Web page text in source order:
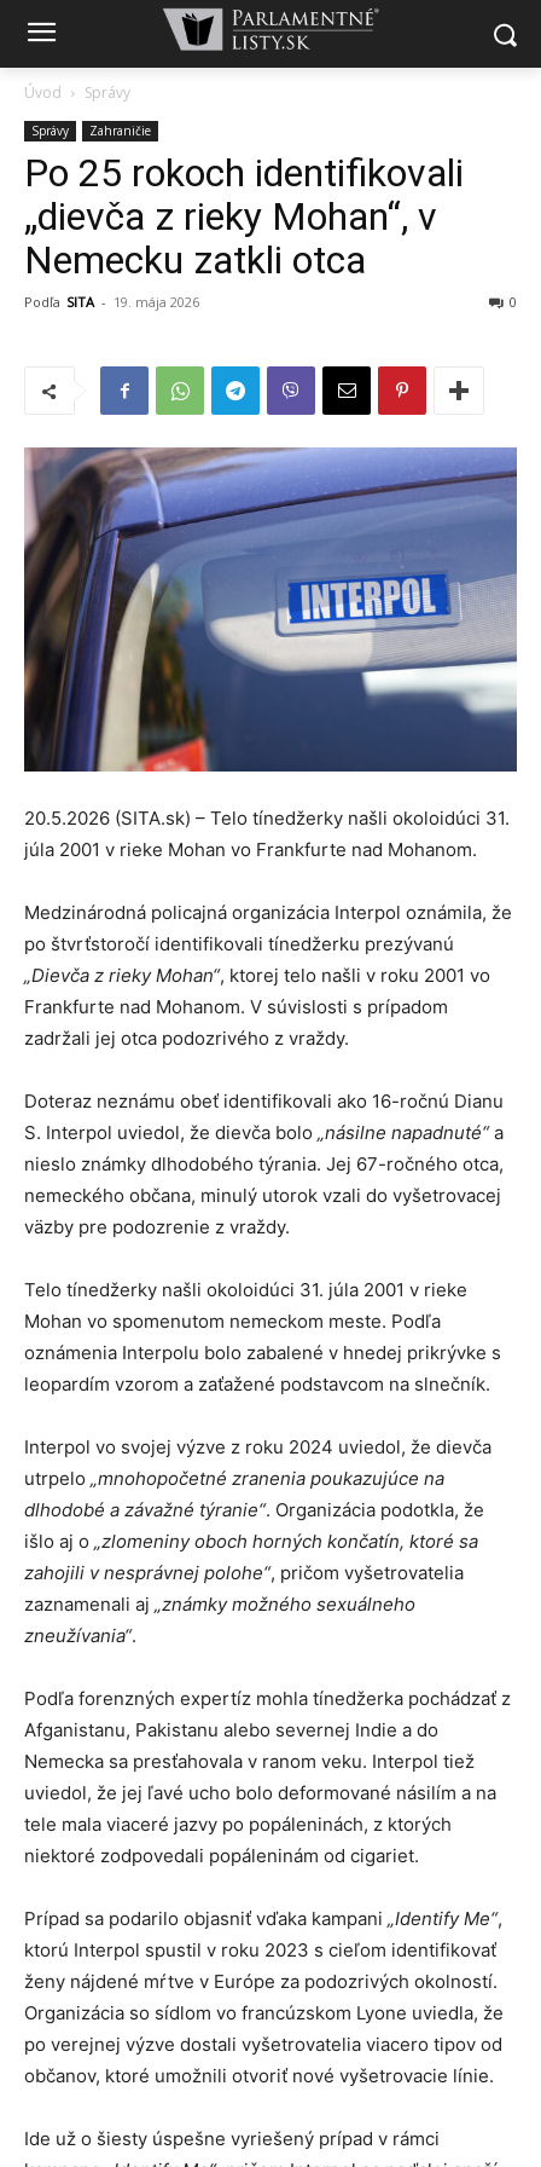
Úvod Správy
Správy Zahraničie
Po 25 rokoch identifikovali
„dievča z rieky Mohan“, v
Nemecku zatkli otca
Podľa SITA - 19. mája 2026 0
20.5.2026 (SITA.sk) – Telo tínedžerky našli okoloidúci 31.
júla 2001 v rieke Mohan vo Frankfurte nad Mohanom.
Medzinárodná policajná organizácia Interpol oznámila, že
po štvrťstoročí identifikovali tínedžerku prezývanú
„Dievča z rieky Mohan“, ktorej telo našli v roku 2001 vo
Frankfurte nad Mohanom. V súvislosti s prípadom
zadržali jej otca podozrivého z vraždy.
Doteraz neznámu obeť identifikovali ako 16-ročnú Dianu
S. Interpol uviedol, že dievča bolo „násilne napadnuté“a
nieslo známky dlhodobého týrania. Jej 67-ročného otca,
nemeckého občana, minulý utorok vzali do vyšetrovacej
väzby pre podozrenie z vraždy.
Telo tínedžerky našli okoloidúci 31. júla 2001 v rieke
Mohan vo spomenutom nemeckom meste. Podľa
oznámenia Interpolu bolo zabalené v hnedej prikrývke s
leopardím vzorom a zaťažené podstavcom na slnečník.
Interpol vo svojej výzve z roku 2024 uviedol, že dievča
utrpelo „mnohopočetné zranenia poukazujúce na
dlhodobé a závažné týranie“. Organizácia podotkla, že
išlo aj o „zlomeniny oboch horných končatín, ktoré sa
zahojili v nesprávnej polohe“, pričom vyšetrovatelia
zaznamenali aj „známky možného sexuálneho
zneužívania“.
Podľa forenzných expertíz mohla tínedžerka pochádzať z
Afganistanu, Pakistanu alebo severnej Indie a do
Nemecka sa presťahovala v ranom veku. Interpol tiež
uviedol, že jej ľavé ucho bolo deformované násilím a na
tele mala viaceré jazvy po popáleninách, z ktorých
niektoré zodpovedali popáleninám od cigariet.
Prípad sa podarilo objasniť vďaka kampani „Identify Me“,
ktorú Interpol spustil v roku 2023 s cieľom identifikovať
ženy nájdené mŕtve v Európe za podozrivých okolností.
Organizácia so sídlom vo francúzskom Lyone uviedla, že
po verejnej výzve dostali vyšetrovatelia viacero tipov od
občanov, ktoré umožnili otvoriť nové vyšetrovacie línie.
Ide už o šiesty úspešne vyriešený prípad v rámci